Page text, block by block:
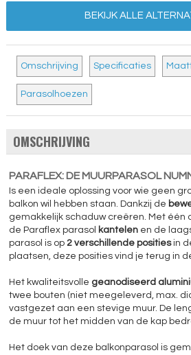
BEKIJK ALLE
Omschrijving Specificaties
Parasolhoezen
OMSCHRIJVING
PARAFLEX: DE MUURPARASOL
Is een ideale oplossing voor wie geen
balkon wil hebben staan. Dankzij de
gemakkelijk schaduw creëren. Met één
de Paraflex parasol kantelen en de
parasol is op 2 verschillende positiesin
plaatsen, deze posities vind je terug in
Het kwaliteitsvolle geanodiseerd
twee bouten (niet meegeleverd, max.
vastgezet aan een stevige muur. De
de muur tot het midden van de kap
Het doek van deze balkonparasol is